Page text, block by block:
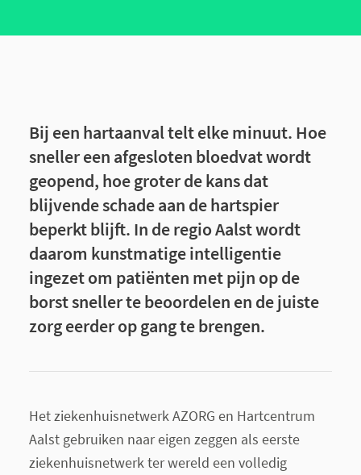
Bij een hartaanval telt elke minuut. Hoe
sneller een afgesloten bloedvat wordt
geopend, hoe groter de kans dat
blijvende schade aan de hartspier
beperkt blijft. In de regio Aalst wordt
daarom kunstmatige intelligentie
ingezet om patiënten met pijn op de
borst sneller te beoordelen en de juiste
zorg eerder op gang te brengen.
Het ziekenhuisnetwerk AZORG en Hartcentrum
Aalst gebruiken naar eigen zeggen als eerste
ziekenhuisnetwerk ter wereld een volledig